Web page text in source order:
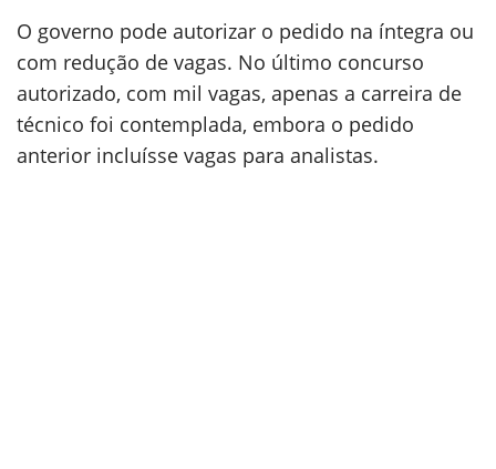
O governo pode autorizar o pedido na íntegra ou
com redução de vagas. No último concurso
autorizado, com mil vagas, apenas a carreira de
técnico foi contemplada, embora o pedido
anterior incluísse vagas para analistas.